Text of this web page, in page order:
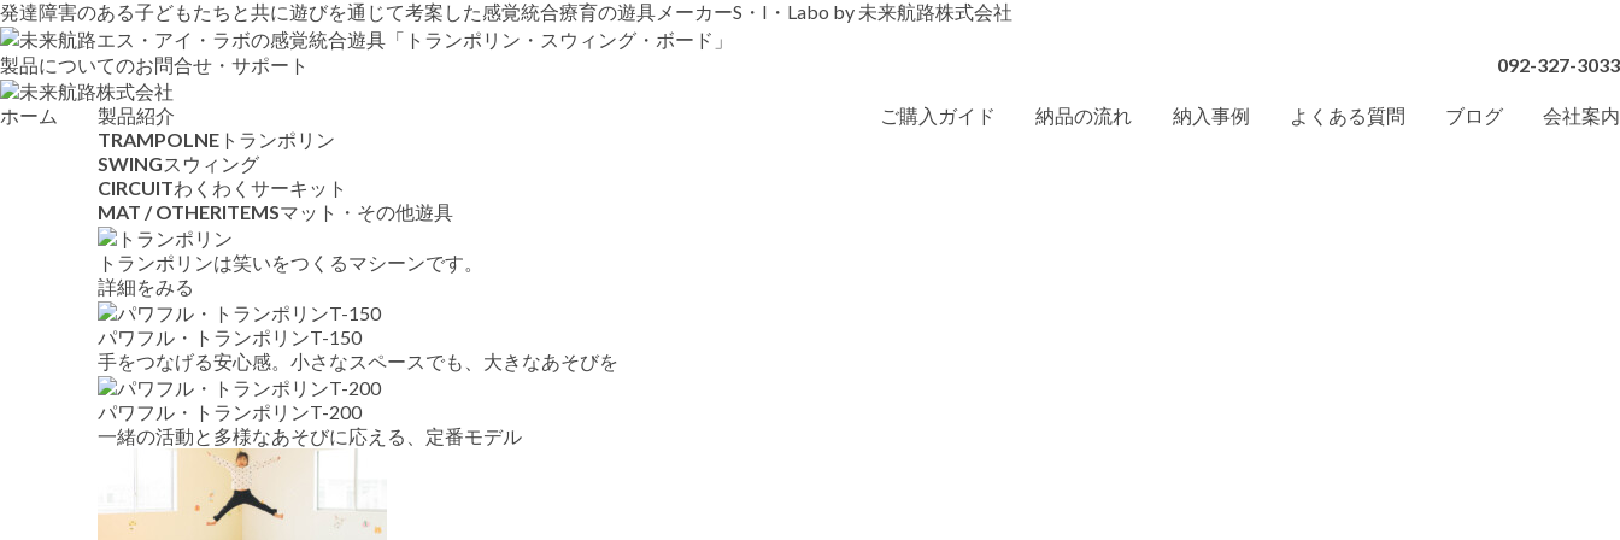
発達障害のある子どもたちと共に遊びを通じて考案した感覚統合療育の遊具メーカーS・I・Labo by 未来航路株式会社
製品についてのお問合せ・サポート 092-327-3033
ホーム
製品紹介
TRAMPOLNE トランポリン
SWINGスウィング
CIRCUITわくわくサーキット
MAT / OTHERITEMSマット・その他遊具
トランポリンは笑いをつくるマシーンです。
詳細をみる
パワフル・トランポリンT-150
手をつなげる安心感。小さなスペースでも、大きなあそびを
パワフル・トランポリンT-200
一緒の活動と多様なあそびに応える、定番モデル
ご購入ガイド 納品の流れ 納入事例 よくある質問 ブログ 会社案内